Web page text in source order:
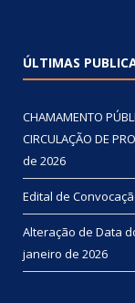
ÚLTIMAS
CHAMAMENTO
CIRCULAÇÃO DE
de 2026
Edital de
Alteração de Data
janeiro de 2026